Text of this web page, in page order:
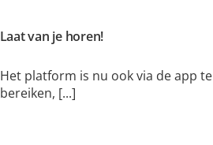
Laat van je horen!
Het platform is nu ook via de app te
bereiken, [...]